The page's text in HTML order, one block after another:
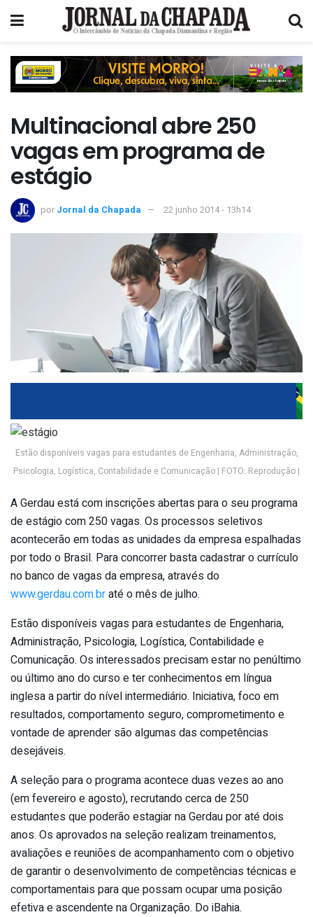
Multinacional abre 250
vagas em programa de
estágio
por Jornal da Chapada 22 junho 2014 - 13h14
Estão disponíveis vagas para estudantes de Engenharia, Administração,
Psicologia, Logística, Contabilidade e Comunicação | FOTO: Reprodução |
A Gerdau está com inscrições abertas para o seu programa
de estágio com 250 vagas. Os processos seletivos
acontecerão em todas as unidades da empresa espalhadas
por todo o Brasil. Para concorrer basta cadastrar o currículo
no banco de vagas da empresa, através do
www.gerdau.com.braté o mês de julho.
Estão disponíveis vagas para estudantes de Engenharia,
Administração, Psicologia, Logística, Contabilidade e
Comunicação. Os interessados precisam estar no penúltimo
ou último ano do curso e ter conhecimentos em língua
inglesa a partir do nível intermediário. Iniciativa, foco em
resultados, comportamento seguro, comprometimento e
vontade de aprender são algumas das competências
desejáveis.
A seleção para o programa acontece duas vezes ao ano
(em fevereiro e agosto), recrutando cerca de 250
estudantes que poderão estagiar na Gerdau por até dois
anos. Os aprovados na seleção realizam treinamentos,
avaliações e reuniões de acompanhamento com o objetivo
de garantir o desenvolvimento de competências técnicas e
comportamentais para que possam ocupar uma posição
efetiva e ascendente na Organização. Do iBahia.